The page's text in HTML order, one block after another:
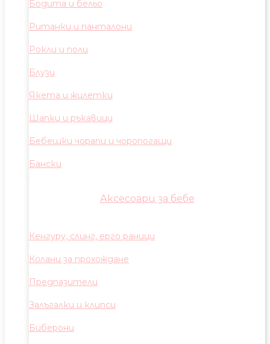
Бодита и бельо
Ританки и панталони
Рокли и поли
Блузи
Якета и жилетки
Шапки и ръкавици
Бебешки чорапи и чоропогащи
Бански
Аксесоари за бебе
Кенгуру, слинг, ерго раници
Колани за прохождане
Предпазители
Залъгалки и клипси
Биберони